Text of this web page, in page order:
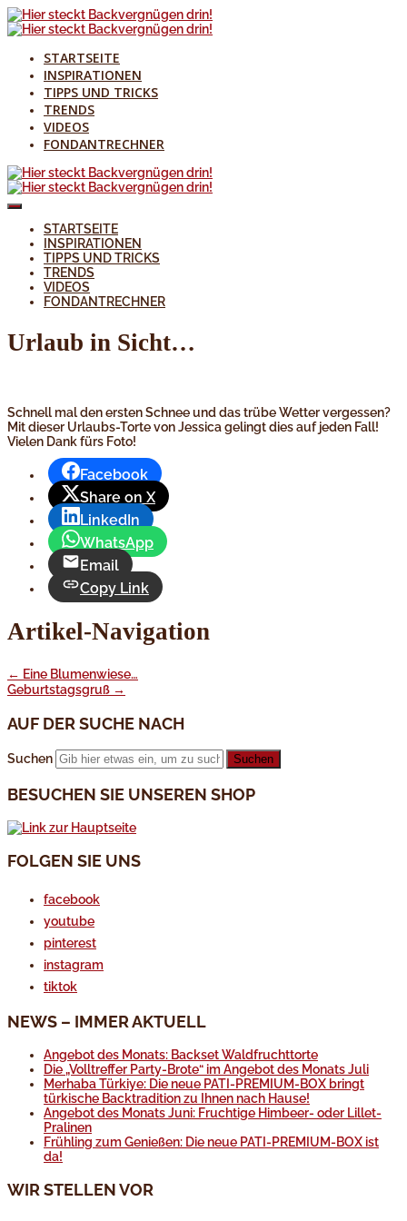
STARTSEITE
INSPIRATIONEN
TIPPS UND TRICKS
TRENDS
VIDEOS
FONDANTRECHNER
STARTSEITE
INSPIRATIONEN
TIPPS UND TRICKS
TRENDS
VIDEOS
FONDANTRECHNER
Urlaub in Sicht…
Schnell mal den ersten Schnee und das trübe Wetter vergessen?
Mit dieser Urlaubs-Torte von Jessica gelingt dies auf jeden Fall!
Vielen Dank fürs Foto!
Facebook
Share on X
LinkedIn
WhatsApp
Email
Copy Link
Artikel-Navigation
← Eine Blumenwiese…
Geburtstagsgruß →
AUF DER SUCHE NACH
Suchen
BESUCHEN SIE UNSEREN SHOP
FOLGEN SIE UNS
facebook
youtube
pinterest
instagram
tiktok
NEWS – IMMER AKTUELL
Angebot des Monats: Backset Waldfruchttorte
Die „Volltreffer Party-Brote“ im Angebot des Monats Juli
Merhaba Türkiye: Die neue PATI-PREMIUM-BOX bringt
türkische Backtradition zu Ihnen nach Hause!
Angebot des Monats Juni: Fruchtige Himbeer- oder Lillet-
Pralinen
Frühling zum Genießen: Die neue PATI-PREMIUM-BOX ist
da!
WIR STELLEN VOR